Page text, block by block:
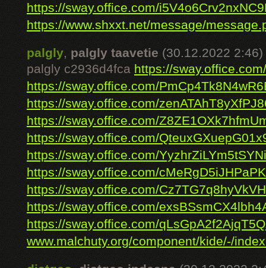
https://sway.office.com/
https://www.shxxt.net/message/
palgly, palgly taavetie (30.12.2022 2:46)
palgly c2936d4fca https://
https://sway.office.com/
https://sway.office.com/
https://sway.office.com/
https://sway.office.com/
https://sway.office.com/YyzhrZiLYm5tSYNi
https://sway.office.com/
https://sway.office.com/
https://sway.office.com/
https://sway.office.com/
www.malchuty.org/component/kide/-/